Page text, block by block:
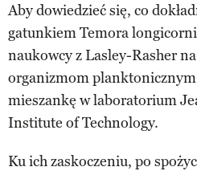
Aby dowiedzieć się, co
gatunkiem Temora
naukowcy z Lasley-Rasher
organizmom planktonicznym
mieszankę w laboratorium
Institute of Technology.
Ku ich zaskoczeniu, po